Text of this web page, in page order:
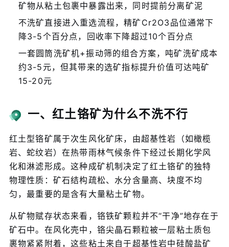
矿物从粘土包裹中暴露出来，同时提前分离矿泥
不洗矿直接进入重选流程，精矿Cr2O3品位通常下
降3-5个百分点，回收率下降超过10个百分点
一套圆筒洗矿机+振动筛的组合方案，吨矿洗矿成本
约3-5元，但其带来的选矿指标提升价值可达吨矿
15-20元
一、红土铬矿为什么不洗不行
红土型铬矿属于次生风化矿床，由超基性岩（如橄榄
岩、蛇纹岩）在热带雨林气候条件下经过长期化学风
化和淋滤形成。这种成矿机制决定了红土铬矿的独特
物理性质：矿石结构疏松、水分含量高、块度不均
匀，最重要的是含有大量粘土矿物。
从矿物赋存状态来看，铬铁矿颗粒并不“干净”地存在于
矿石中。在风化壳中，铬尖晶石颗粒被一层粘土质包
裹物紧紧附着，这些粘土来自于超基性岩中硅酸盐矿